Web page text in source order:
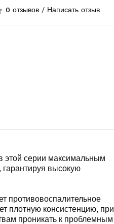
0 отзывов / Написать отзыв
этой серии максимальным
высокую
противовоспалительное
плотную консистенцию, при
проникать к проблемным